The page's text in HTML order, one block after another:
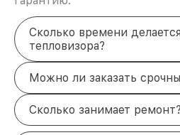
Сколько времени
тепловизора?
Можно ли заказать
Сколько занимает ремонт?